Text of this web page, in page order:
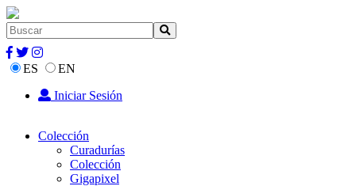
ES
EN
Iniciar Sesión
Colección
Curadurías
Colección
Gigapixel